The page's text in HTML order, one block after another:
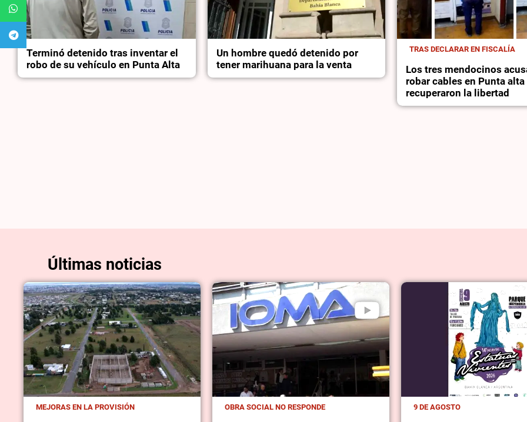
Terminó detenido tras inventar el
robo de su vehículo en Punta Alta
Un hombre quedó detenido por
tener marihuana para la venta
TRAS DECLARAR EN FISCALÍA
Los tres mendocinos
robar cables en Punta alta
recuperaron la libertad
Últimas noticias
MEJORAS EN LA PROVISIÓN OBRA SOCIAL NO RESPONDE 9 DE AGOSTO